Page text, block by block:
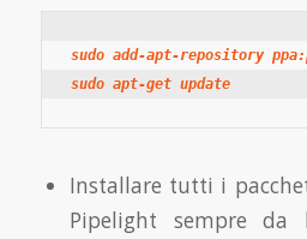
sudo apt-get update
Installare tutti i
Pipelight sempre da